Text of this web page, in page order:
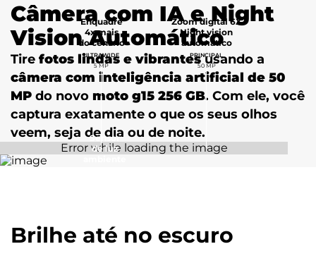
Sistema Operacional
Android 15
Processador
Helio G81 Extreme (2,0 GHz Octa-Core) | G52 MC2
Memória RAM
4GB RAM + 8GB RAM Boost*
Armazenamento
Enquadre
4x mais
do cenário
ULTRAWIDE
5 MP
Zoom digital 6X
Night vision
automático
PRINCIPAL
50 MP
Sensor
de luz
Câmera com IA e Night
Vision Automático
Tire fotos lindas e vibrantesusando a
câmera com inteligência artificial de 50
MP do novo moto g15 256 GB. Com ele, você
captura exatamente o que os seus olhos
veem, seja de dia ou de noite.
Brilhe até no escuro